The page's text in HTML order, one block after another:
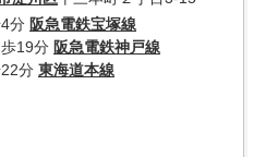
分 阪急電鉄宝塚線
19分 阪急電鉄神戸線
分 東海道本線